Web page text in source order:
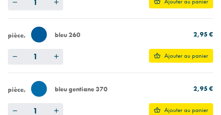
pièce bleu 260 2,95 €
Ajouter au panier
pièce bleu gentiane 370 2,95 €
Ajouter au panier